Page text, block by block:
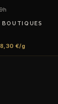
BOUTIQUES
€/g